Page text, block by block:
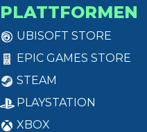
PLATTFORMEN
UBISOFT STORE
EPIC GAMES STORE
STEAM
PLAYSTATION
XBOX